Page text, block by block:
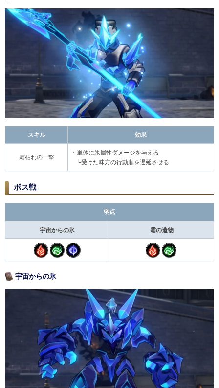
スキル 効果
霜枯れの一撃
・単体に氷属性ダメージを与える
└受けた味方の行動順を遅延させる
ボス戦
弱点
宇宙からの氷 霜の造物
宇宙からの氷